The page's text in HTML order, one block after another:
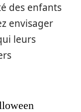
des enfants
envisager
leurs